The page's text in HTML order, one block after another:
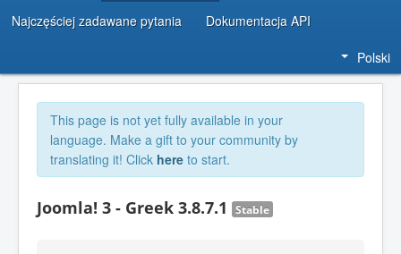
Najczęściej zadawane pytania Dokumentacja API
Polski
This page is not yet fully available in your
language. Make a gift to your community by
translating it! Click here to start.
Joomla! 3 - Greek 3.8.7.1 Stable